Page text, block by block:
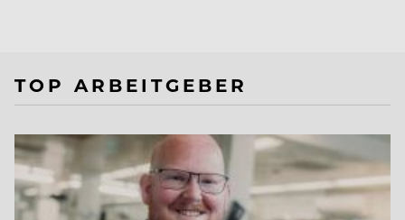
TOP ARBEITGEBER